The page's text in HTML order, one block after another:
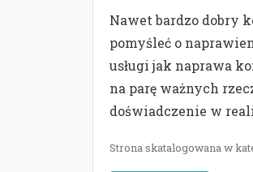
Nawet bardzo dobry
pomyśleć o
usługi jak naprawa
na parę ważnych
doświadczenie w
Strona skatalogowana w